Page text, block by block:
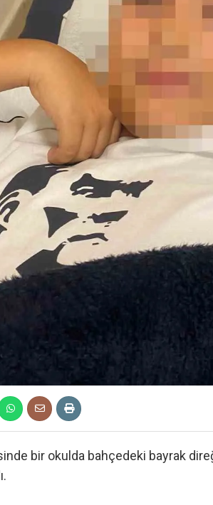
bir okulda bahçedeki bayrak